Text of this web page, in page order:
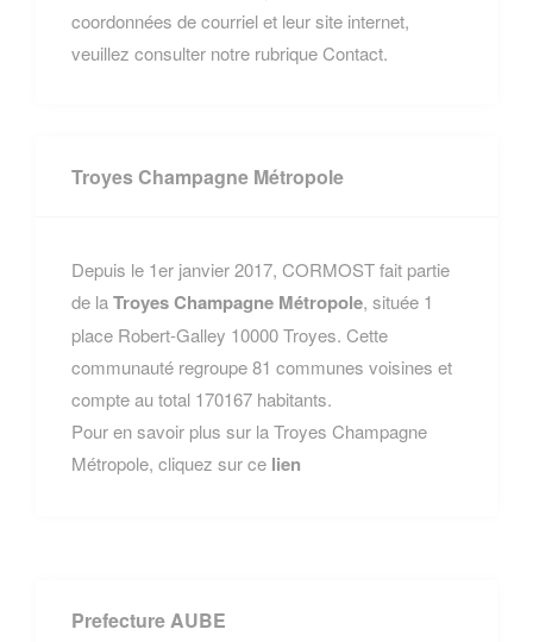
coordonnées de courriel et leur site internet,
veuillez consulter notre rubrique Contact.
Troyes Champagne Métropole
Depuis le 1er janvier 2017, CORMOST fait partie
de laTroyes Champagne Métropole, située 1
place Robert-Galley 10000 Troyes. Cette
communauté regroupe 81 communes voisines et
compte au total 170167 habitants.
Pour en savoir plus sur la Troyes Champagne
Métropole, cliquez sur ce lien
Prefecture AUBE